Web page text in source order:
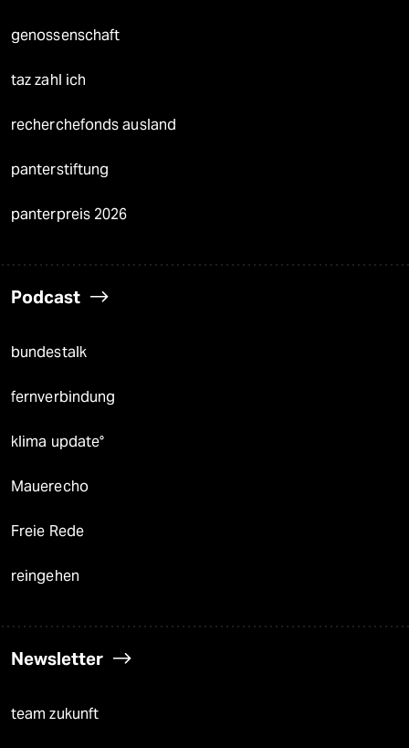
genossenschaft
taz zahl ich
recherchefonds ausland
panterstiftung
panterpreis 2026
Podcast
bundestalk
fernverbindung
klima update°
Mauerecho
Freie Rede
reingehen
Newsletter
team zukunft